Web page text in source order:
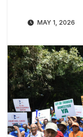
MAY 1, 2026